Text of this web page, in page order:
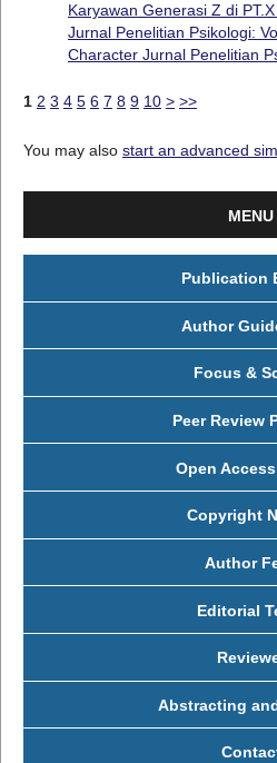
Karyawan Generasi Z di
Jurnal Penelitian Psikologi:
Character Jurnal Penelitian
1 2 3 4 5 6 7 8 9 10 > >>
You may also start an advanced
MENU
Publication
Author
Focus &
Peer Review
Open
Copyright
Author
Editorial
Abstracting